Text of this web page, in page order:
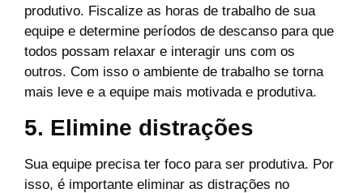
produtivo. Fiscalize as horas de trabalho de sua
equipe e determine períodos de descanso para que
todos possam relaxar e interagir uns com os
outros. Com isso o ambiente de trabalho se torna
mais leve e a equipe mais motivada e produtiva.
5. Elimine distrações
Sua equipe precisa ter foco para ser produtiva. Por
isso, é importante eliminar as distrações no